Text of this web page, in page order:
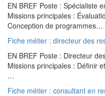
EN BREF Poste : Spécialiste
Missions principales :
Conception de programmes…
Fiche métier : directeur des
EN BREF Poste : Directeur
Missions principales : Définir
…
Fiche métier : consultant en